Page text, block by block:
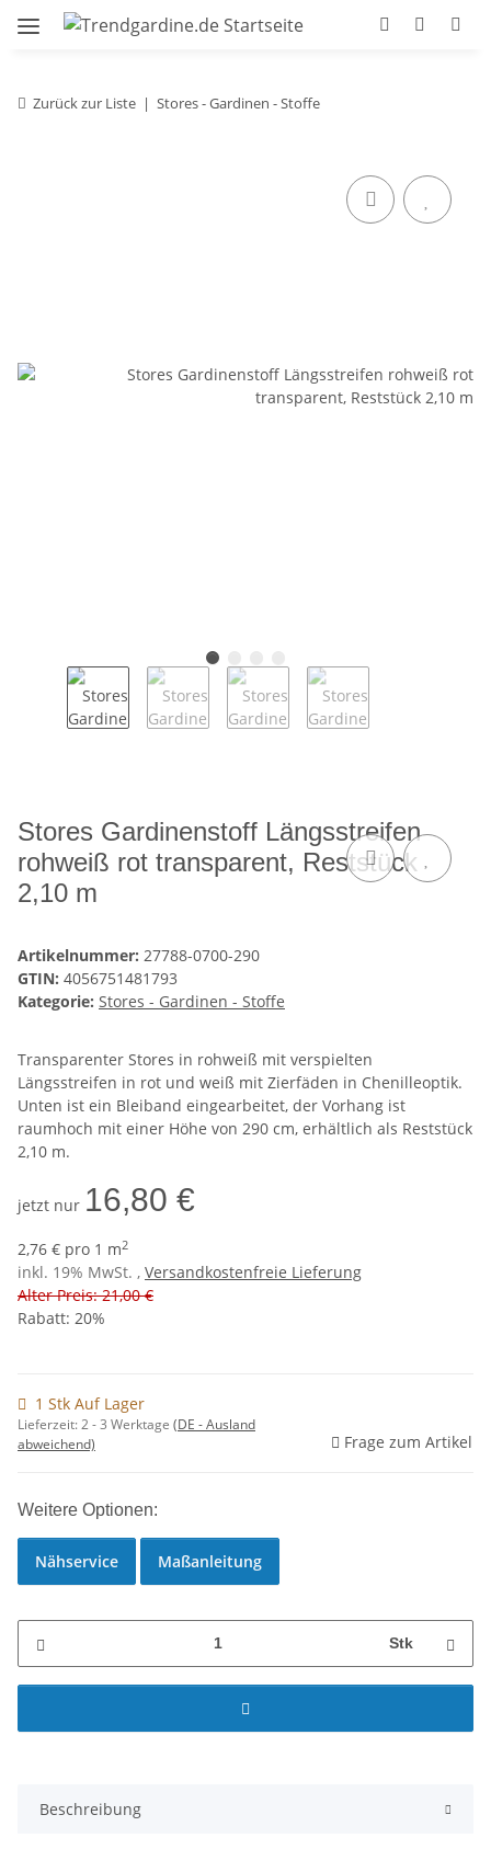
Zurück zur Liste Stores - Gardinen - Stoffe
Stores Gardinenstoff Längsstreifen
rohweiß rot transparent, Reststück
2,10 m
Artikelnummer: 27788-0700-290
GTIN: 4056751481793
Kategorie: Stores - Gardinen - Stoffe
Transparenter Stores in rohweiß mit verspielten
Längsstreifen in rot und weiß mit Zierfäden in Chenilleoptik.
Unten ist ein Bleiband eingearbeitet, der Vorhang ist
raumhoch mit einer Höhe von 290 cm, erhältlich als Reststück
2,10 m.
jetzt nur 16,80 €
2,76 € pro 1 m2
inkl. 19% MwSt. , Versandkostenfreie Lieferung
Alter Preis: 21,00 €
Rabatt: 20%
1 Stk Auf Lager
Lieferzeit:2 - 3 Werktage (DE - Ausland
abweichend)
Frage zum Artikel
Weitere Optionen:
Nähservice Maßanleitung
Stk
Beschreibung